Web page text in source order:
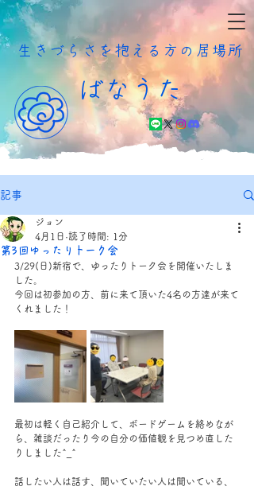
​生きづらさを抱える方の居場所
ばなうた
記事
第3回ゆったりトーク会
ジョン
4月1日 読了時間: 1分
3/29(日)新宿で、ゆったりトーク会を開催いたしま
した。
今回は初参加の方、前に来て頂いた4名の方達が来て
くれました！
最初は軽く自己紹介して、ボードゲームを絡めなが
ら、雑談だったり今の自分の価値観を見つめ直した
りしました^_^
話したい人は話す、聞いていたい人は聞いている、